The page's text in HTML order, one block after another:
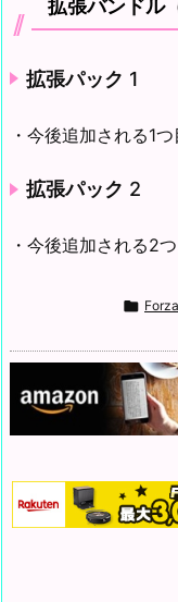
拡張バンドル
拡張パック 1
・今後追加される1
拡張パック 2
・今後追加される2
